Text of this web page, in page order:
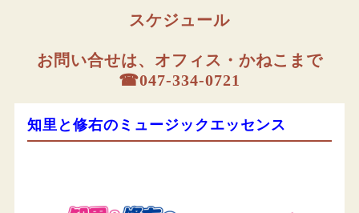
スケジュール
お問い合せは、オフィス・かねこまで
☎047-334-0721
知里と修右のミュージックエッセンス